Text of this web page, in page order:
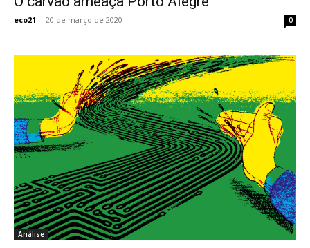
eco21 - 20 de março de 2020 0
Análise